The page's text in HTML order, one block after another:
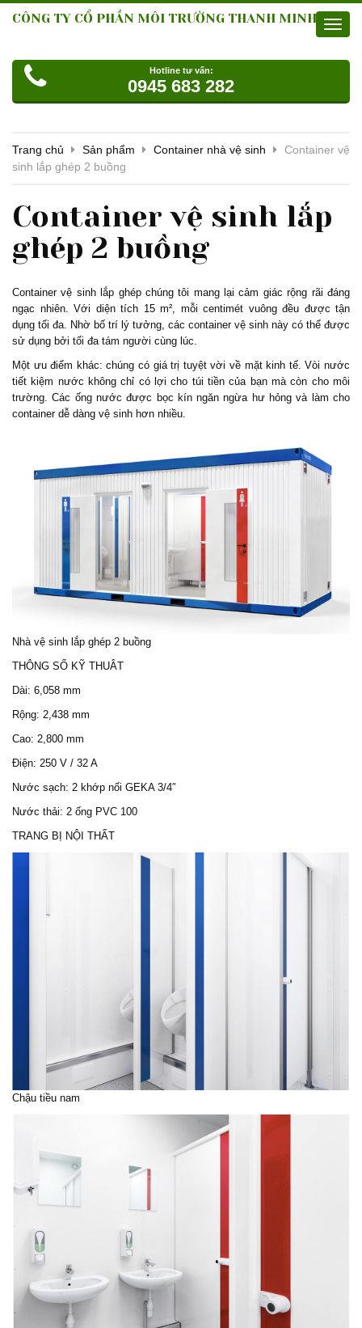
CÔNG TY CỔ PHẦN MÔI TRƯỜNG THANH MINH
Hotline tư vấn:
0945 683 282
Trang chủ Sản phẩm Container nhà vệ sinh
Container vệ
sinh lắp ghép 2 buồng
Container vệ sinh lắp
ghép 2 buồng
Container vệ sinh lắp ghép chúng tôi mang lại cảm giác rộng rãi đáng
ngạc nhiên. Với diện tích 15 m², mỗi centimét vuông đều được tận
dụng tối đa. Nhờ bố trí lý tưởng, các container vệ sinh này có thể được
sử dụng bởi tối đa tám người cùng lúc.
Một ưu điểm khác: chúng có giá trị tuyệt vời về mặt kinh tế. Vòi nước
tiết kiệm nước không chỉ có lợi cho túi tiền của bạn mà còn cho môi
trường. Các ống nước được bọc kín ngăn ngừa hư hỏng và làm cho
container dễ dàng vệ sinh hơn nhiều.
Nhà vệ sinh lắp ghép 2 buồng
THÔNG SỐ KỸ THUÂT
Dài: 6,058 mm
Rộng: 2,438 mm
Cao: 2,800 mm
Điện: 250 V / 32 A
Nước sạch: 2 khớp nối GEKA 3/4″
Nước thải: 2 ống PVC 100
TRANG BỊ NỘI THẤT
Chậu tiều nam